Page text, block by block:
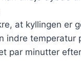
at kyllingen er
indre temperatur
par minutter